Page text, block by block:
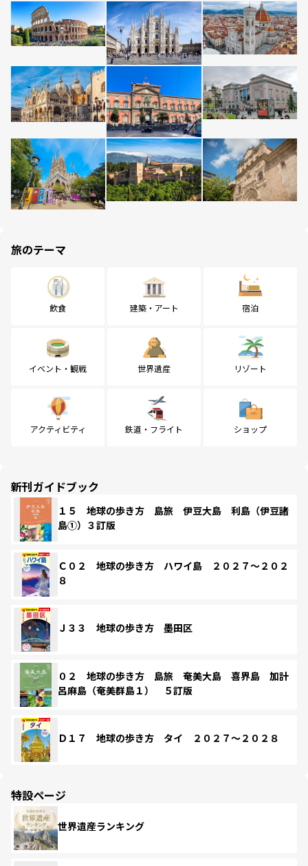
旅のテーマ
飲食 建築・アート 宿泊
イベント・観戦 世界遺産 リゾート
アクティビティ 鉄道・フライト ショップ
新刊ガイドブック
１５ 地球の歩き方 島旅 伊豆大島 利島（伊豆諸
島①）３訂版
Ｃ０２ 地球の歩き方 ハワイ島 ２０２７～２０２
８
Ｊ３３ 地球の歩き方 墨田区
０２ 地球の歩き方 島旅 奄美大島 喜界島 加計
呂麻島（奄美群島１） ５訂版
Ｄ１７ 地球の歩き方 タイ ２０２７～２０２８
特設ページ
世界遺産ランキング